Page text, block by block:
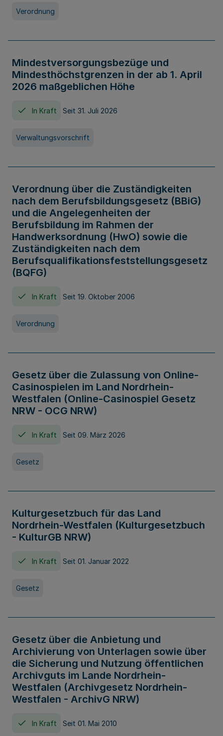
Verordnung
Mindestversorgungsbezüge und
Mindesthöchstgrenzen in der ab 1. April
2026 maßgeblichen Höhe
In Kraft Seit 31. Juli 2026
Verwaltungsvorschrift
Verordnung über die Zuständigkeiten
nach dem Berufsbildungsgesetz (BBiG)
und die Angelegenheiten der
Berufsbildung im Rahmen der
Handwerksordnung (HwO) sowie die
Zuständigkeiten nach dem
Berufsqualifikationsfeststellungsgesetz
(BQFG)
In Kraft Seit 19. Oktober 2006
Verordnung
Gesetz über die Zulassung von Online-
Casinospielen im Land Nordrhein-
Westfalen (Online-Casinospiel Gesetz
NRW - OCG NRW)
In Kraft Seit 09. März 2026
Gesetz
Kulturgesetzbuch für das Land
Nordrhein-Westfalen (Kulturgesetzbuch
- KulturGB NRW)
In Kraft Seit 01. Januar 2022
Gesetz
Gesetz über die Anbietung und
Archivierung von Unterlagen sowie über
die Sicherung und Nutzung öffentlichen
Archivguts im Lande Nordrhein-
Westfalen (Archivgesetz Nordrhein-
Westfalen - ArchivG NRW)
In Kraft Seit 01. Mai 2010